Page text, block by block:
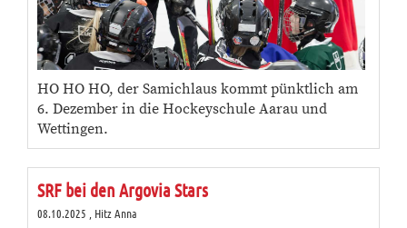
HO HO HO, der Samichlaus kommt pünktlich am
6. Dezember in die Hockeyschule Aarau und
Wettingen.
SRF bei den Argovia Stars
08.10.2025 , Hitz Anna